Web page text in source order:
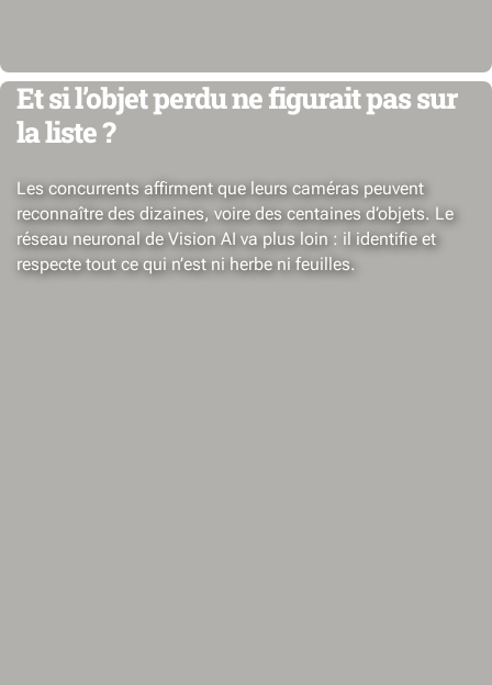
Et si l’objet perdu ne figurait pas sur
la liste ?
Les concurrents affirment que leurs caméras peuvent
reconnaître des dizaines, voire des centaines d’objets. Le
réseau neuronal de Vision AI va plus loin : il identifie et
respecte tout ce qui n’est ni herbe ni feuilles.